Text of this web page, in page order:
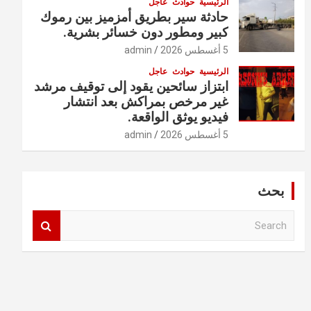
حادثة سير بطريق أمزميز بين رموك
كبير ومطور دون خسائر بشرية.
5 أغسطس 2026 admin
الرئيسية حوادث عاجل
ابتزاز سائحين يقود إلى توقيف مرشد
غير مرخص بمراكش بعد انتشار
فيديو يوثق الواقعة.
5 أغسطس 2026 admin
بحث